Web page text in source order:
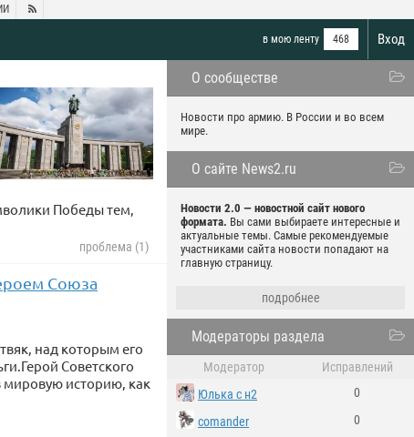

Вход
в мою ленту 468
О сообществе
Новости про армию. В России и во всем
мире.
О сайте News2.ru
Новости 2.0 — новостной сайт нового
формата. Вы сами выбираете интересные и
актуальные темы. Самые рекомендуемые
участниками сайта новости попадают на
главную страницу.
подробнее
Модераторы раздела
Модератор
Исправлений
Юлька с н2
0
comander
0
Победы тем,
проблема (1)
Союза
над которым его
Советского
мировую историю, как